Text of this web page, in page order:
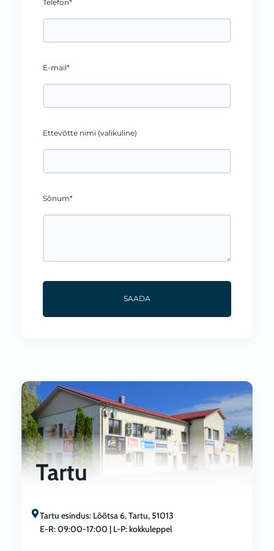
Telefon*
E-mail*
Ettevõtte nimi (valikuline)
Sõnum*
SAADA
Tartu esindus: Lõõtsa 6, Tartu, 51013
E-R: 09:00-17:00 | L-P: kokkuleppel